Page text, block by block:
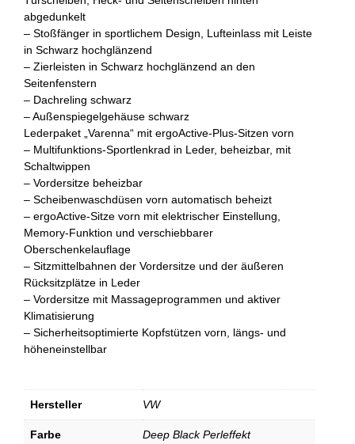
abgedunkelt
– Stoßfänger in sportlichem Design, Lufteinlass mit Leiste
in Schwarz hochglänzend
– Zierleisten in Schwarz hochglänzend an den
Seitenfenstern
– Dachreling schwarz
– Außenspiegelgehäuse schwarz
Lederpaket „Varenna“ mit ergoActive-Plus-Sitzen vorn
– Multifunktions-Sportlenkrad in Leder, beheizbar, mit
Schaltwippen
– Vordersitze beheizbar
– Scheibenwaschdüsen vorn automatisch beheizt
– ergoActive-Sitze vorn mit elektrischer Einstellung,
Memory-Funktion und verschiebbarer
Oberschenkelauflage
– Sitzmittelbahnen der Vordersitze und der äußeren
Rücksitzplätze in Leder
– Vordersitze mit Massageprogrammen und aktiver
Klimatisierung
– Sicherheitsoptimierte Kopfstützen vorn, längs- und
höheneinstellbar
Hersteller VW
Farbe Deep Black Perleffekt